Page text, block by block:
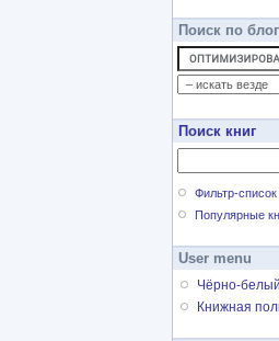
Поиск по
Поиск книг
Фильтр-список
Популярные
User menu
Чёрно-
Книжная